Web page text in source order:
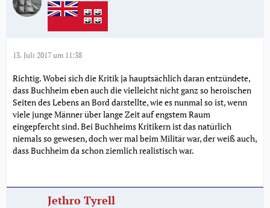
13. Juli 2017 um 11:38
Richtig. Wobei sich die Kritik ja hauptsächlich daran entzündete,
dass Buchheim eben auch die vielleicht nicht ganz so heroischen
Seiten des Lebens an Bord darstellte, wie es nunmal so ist, wenn
viele junge Männer über lange Zeit auf engstem Raum
eingepfercht sind. Bei Buchheims Kritikern ist das natürlich
niemals so gewesen, doch wer mal beim Militär war, der weiß auch,
dass Buchheim da schon ziemlich realistisch war.
Jethro Tyrell